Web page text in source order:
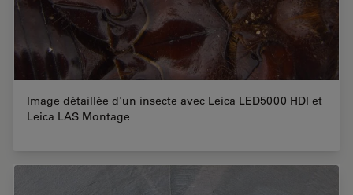
Image détaillée d'un insecte avec Leica LED5000 HDI et
Leica LAS Montage